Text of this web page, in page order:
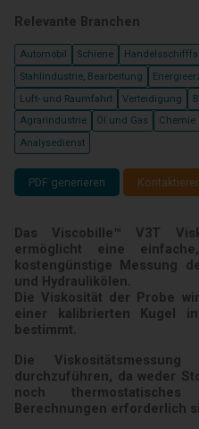
Relevante Branchen
Automobil Schiene
Stahlindustrie, Bearbeitung
Luft- und Raumfahrt
Verteidigung
Agrarindustrie
Öl und Gas Chemie
Analysedienst
PDF generieren
Das Viscobille™ V3T
ermöglicht eine
kostengünstige Messung
und Hydraulikölen.
Die Viskosität der Probe
einer kalibrierten Kugel
bestimmt.
Die
durchzuführen, da weder
noch
Berechnungen erforderlich